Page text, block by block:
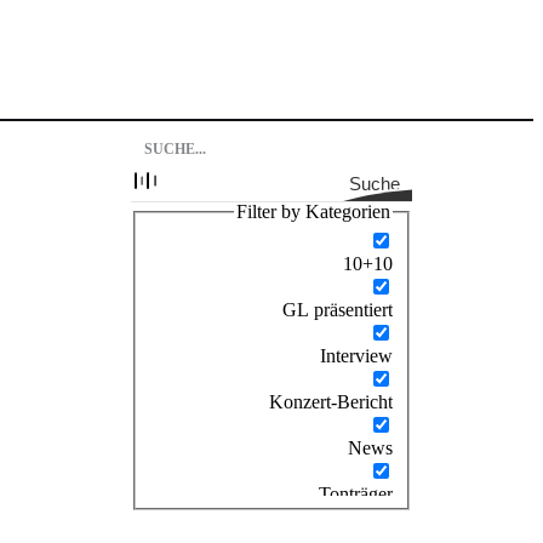
Suche
Filter by Kategorien
10+10
GL präsentiert
Interview
Konzert-Bericht
News
Tonträger